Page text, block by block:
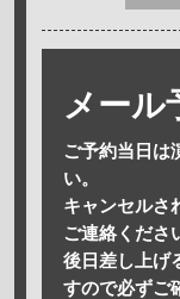
メール
ご予約当日は
い。
キャンセルさ
ご連絡くださ
後日差し上げ
すので必ずご